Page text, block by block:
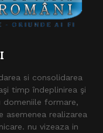
si consolidarea
timp îndeplinirea şi
domeniile formare,
realizarea
nu vizeaza in